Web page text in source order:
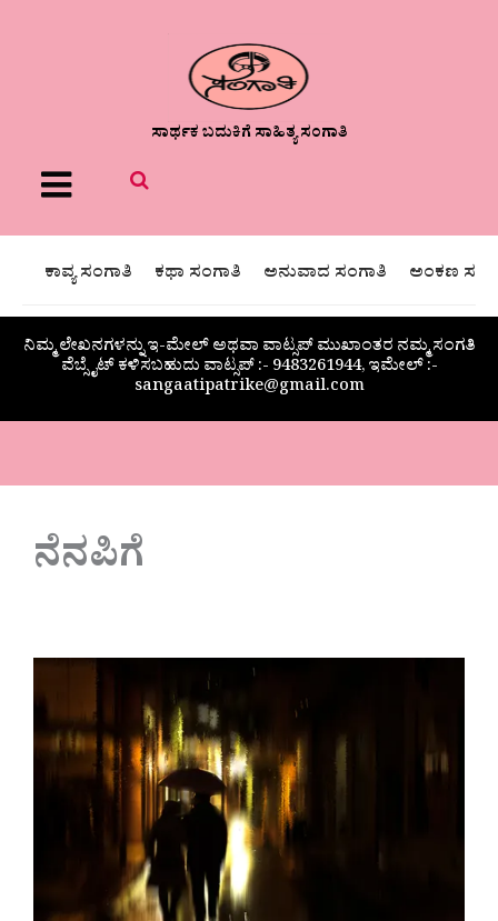
ಸಾರ್ಥಕ ಬದುಕಿಗೆ ಸಾಹಿತ್ಯ ಸಂಗಾತಿ
Menu
ಕಾವ್ಯ ಸಂಗಾತಿ ಕಥಾ ಸಂಗಾತಿ ಅನುವಾದ ಸಂಗಾತಿ ಅಂಕಣ
ನಿಮ್ಮ ಲೇಖನಗಳನ್ನು ಇ-ಮೇಲ್ ಅಥವಾ ವಾಟ್ಸಪ್ ಮುಖಾಂತರ ನಮ್ಮ ಸಂಗತಿ
ವೆಬ್ಸೈಟ್ ಕಳಿಸಬಹುದು ವಾಟ್ಸಪ್‌ :- 9483261944, ಇಮೇಲ್ :-
sangaatipatrike@gmail.com
ನೆನಪಿಗೆ